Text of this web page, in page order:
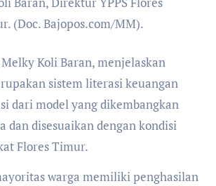
(Doc. Bajopos.com/MM).
Koli Baran, menjelaskan
sistem literasi keuangan
dari model yang dikembangkan
dan disesuaikan dengan kondisi
Flores Timur.
warga memiliki penghasilan